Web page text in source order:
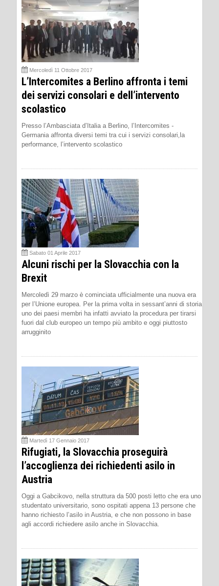
Mercoledì 11 Ottobre 2017
L’Intercomites a Berlino affronta i temi
dei servizi consolari e dell’intervento
scolastico
Presso l’Ambasciata d’Italia a Berlino, l’Intercomites -
Germania affronta diversi temi tra cui i servizi consolari,la
performance, l’intervento scolastico
Sabato 01 Aprile 2017
Alcuni rischi per la Slovacchia con la
Brexit
Mercoledì 29 marzo è cominciata ufficialmente una nuova era
per l’Unione europea. Per la prima volta in sessant’anni di storia
uno dei paesi membri ha infatti avviato la procedura per tirarsi
fuori dal club europeo un tempo più ambito e oggi piuttosto
arrugginito
Martedì 17 Gennaio 2017
Rifugiati, la Slovacchia proseguirà
l’accoglienza dei richiedenti asilo in
Austria
Oggi a Gabcikovo, nella struttura da 500 posti letto che era uno
studentato universitario, sono ospitati appena 13 persone che
hanno richiesto l’asilo in Austria, e che non possono in base
agli accordi richiedere asilo anche in Slovacchia.